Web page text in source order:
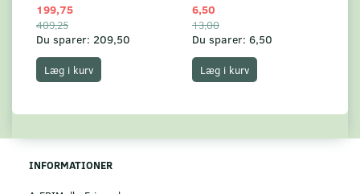
199,75
409,25
Du sparer: 209,50
Læg i kurv
6,50
13,00
Du sparer: 6,50
Læg i kurv
INFORMATIONER